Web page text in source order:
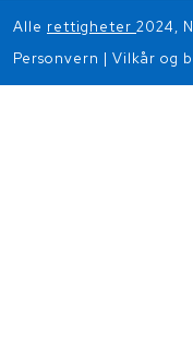
Alle rettigheter 2024,
Personvern | Vilkår og